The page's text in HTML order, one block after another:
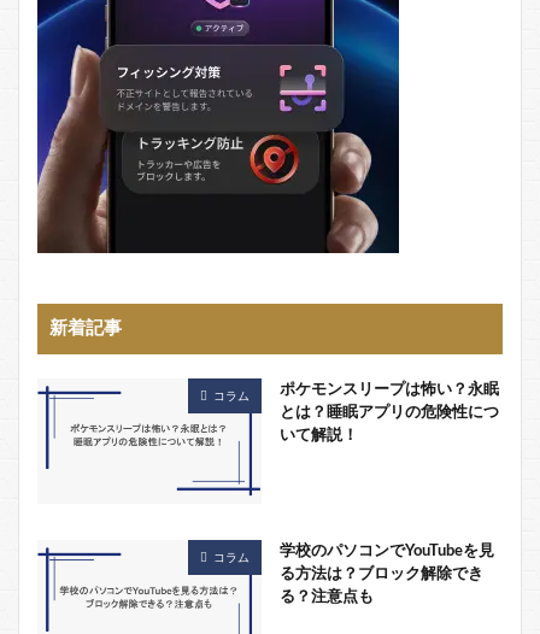
新着記事
コラム
ポケモンスリープは怖い？永眠
とは？睡眠アプリの危険性につ
いて解説！
コラム
学校のパソコンでYouTubeを見
る方法は？ブロック解除でき
る？注意点も